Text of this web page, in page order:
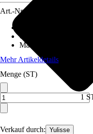
Verkauf durch: Yulisse
Art.-Nr.
Grundfarbe
Material
Mehr Artikeldetails
Menge (ST)
1